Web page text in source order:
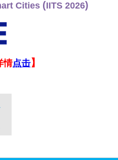
Cities (IITS 2026)
情点击】